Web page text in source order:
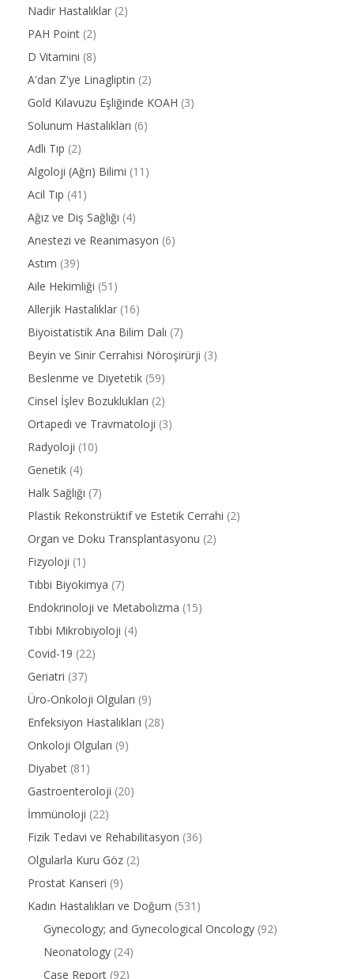
Nadir Hastalıklar (2)
PAH Point (2)
D Vitamini (8)
A'dan Z'ye Linagliptin (2)
Gold Kılavuzu Eşliğinde KOAH (3)
Solunum Hastalıkları (6)
Adli Tıp (2)
Algoloji (Ağrı) Bilimi (11)
Acil Tıp (41)
Ağız ve Diş Sağlığı (4)
Anestezi ve Reanimasyon (6)
Astım (39)
Aile Hekimliği (51)
Allerjik Hastalıklar (16)
Biyoistatistik Ana Bilim Dalı (7)
Beyin ve Sinir Cerrahisi Nöroşirürji (3)
Beslenme ve Diyetetik (59)
Cinsel İşlev Bozuklukları (2)
Ortapedi ve Travmatoloji (3)
Radyoloji (10)
Genetik (4)
Halk Sağlığı (7)
Plastik Rekonstrüktif ve Estetik Cerrahi (2)
Organ ve Doku Transplantasyonu (2)
Fizyoloji (1)
Tıbbi Biyokimya (7)
Endokrinoloji ve Metabolizma (15)
Tıbbi Mikrobiyoloji (4)
Covid-19 (22)
Geriatri (37)
Üro-Onkoloji Olguları (9)
Enfeksiyon Hastalıkları (28)
Onkoloji Olguları (9)
Diyabet (81)
Gastroenteroloji (20)
İmmünoloji (22)
Fizik Tedavi ve Rehabilitasyon (36)
Olgularla Kuru Göz (2)
Prostat Kanseri (9)
Kadın Hastalıkları ve Doğum (531)
Gynecology; and Gynecological Oncology (92)
Neonatology (24)
Case Report (92)